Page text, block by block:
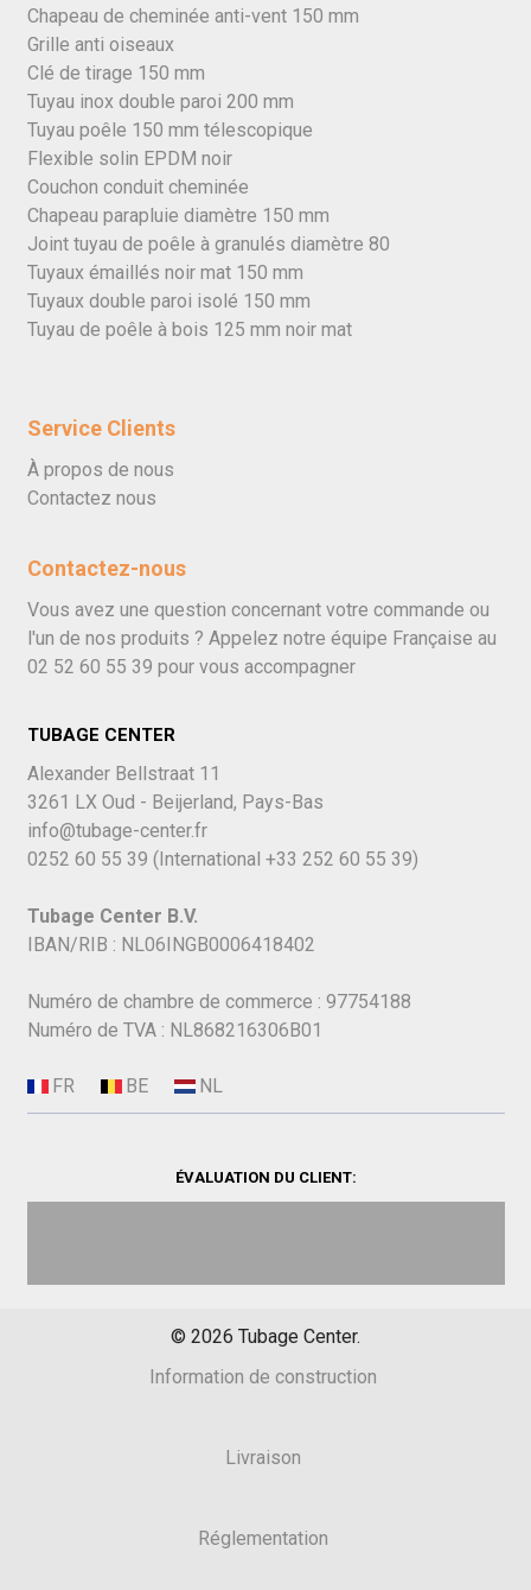
Chapeau de cheminée anti-vent 150 mm
Grille anti oiseaux
Clé de tirage 150 mm
Tuyau inox double paroi 200 mm
Tuyau poêle 150 mm télescopique
Flexible solin EPDM noir
Couchon conduit cheminée
Chapeau parapluie diamètre 150 mm
Joint tuyau de poêle à granulés diamètre 80
Tuyaux émaillés noir mat 150 mm
Tuyaux double paroi isolé 150 mm
Tuyau de poêle à bois 125 mm noir mat
Service Clients
À propos de nous
Contactez nous
Contactez-nous
Vous avez une question concernant votre commande ou
l'un de nos produits ? Appelez notre équipe Française au
02 52 60 55 39 pour vous accompagner
TUBAGE CENTER
Alexander Bellstraat 11
3261 LX Oud - Beijerland, Pays-Bas
info@tubage-center.fr
0252 60 55 39 (International +33 252 60 55 39)
Tubage Center B.V.
IBAN/RIB : NL06INGB0006418402
Numéro de chambre de commerce : 97754188
Numéro de TVA : NL868216306B01
ÉVALUATION DU CLIENT:
© 2026 Tubage Center.
Information de construction
Livraison
Réglementation